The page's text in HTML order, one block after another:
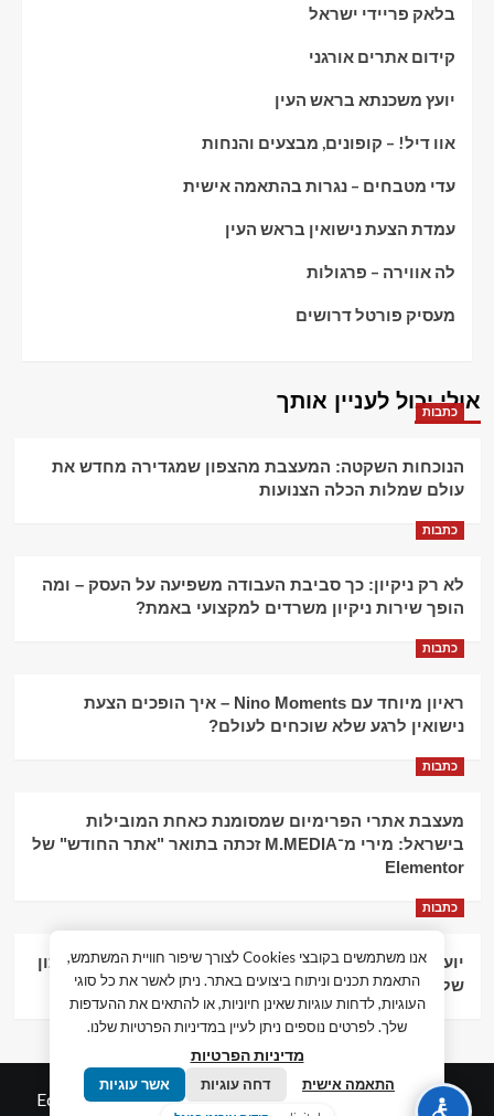
בלאק פריידי ישראל
קידום אתרים אורגני
יועץ משכנתא בראש העין
אוו דיל! – קופונים, מבצעים והנחות
עדי מטבחים – נגרות בהתאמה אישית
עמדת הצעת נישואין בראש העין
לה אווירה – פרגולות
מעסיק פורטל דרושים
אולי יכול לעניין אותך
כתבות
הנוכחות השקטה: המעצבת מהצפון שמגדירה מחדש את
עולם שמלות הכלה הצנועות
כתבות
לא רק ניקיון: כך סביבת העבודה משפיעה על העסק – ומה
הופך שירות ניקיון משרדים למקצועי באמת?
כתבות
ראיון מיוחד עם Nino Moments – איך הופכים הצעת
נישואין לרגע שלא שוכחים לעולם?
כתבות
מעצבת אתרי הפרימיום שמסומנת כאחת המובילות
בישראל: מירי מ־M.MEDIA זכתה בתואר "אתר החודש" של
Elementor
כתבות
יועץ עסקי וליווי פיננסי – הדרך לצמיחה כלכלית וניהול נכון
של העסק
© כל הזכויות שמורות חדשות המאה ה-21 |
Edigital.co.ilby
אנו משתמשים בקובצי Cookies לצורך שיפור חוויית המשתמש,
התאמת תכנים וניתוח ביצועים באתר. ניתן לאשר את כל סוגי
העוגיות, לדחות עוגיות שאינן חיוניות, או להתאים את ההעדפות
שלך. לפרטים נוספים ניתן לעיין במדיניות הפרטיות שלנו.
מדיניות הפרטיות
התאמה אישית דחה עוגיות אשר עוגיות